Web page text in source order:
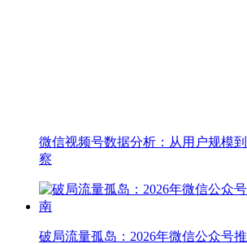
微信视频号数据分析：从用户规模
察
破局流量孤岛：2026年微信公众号